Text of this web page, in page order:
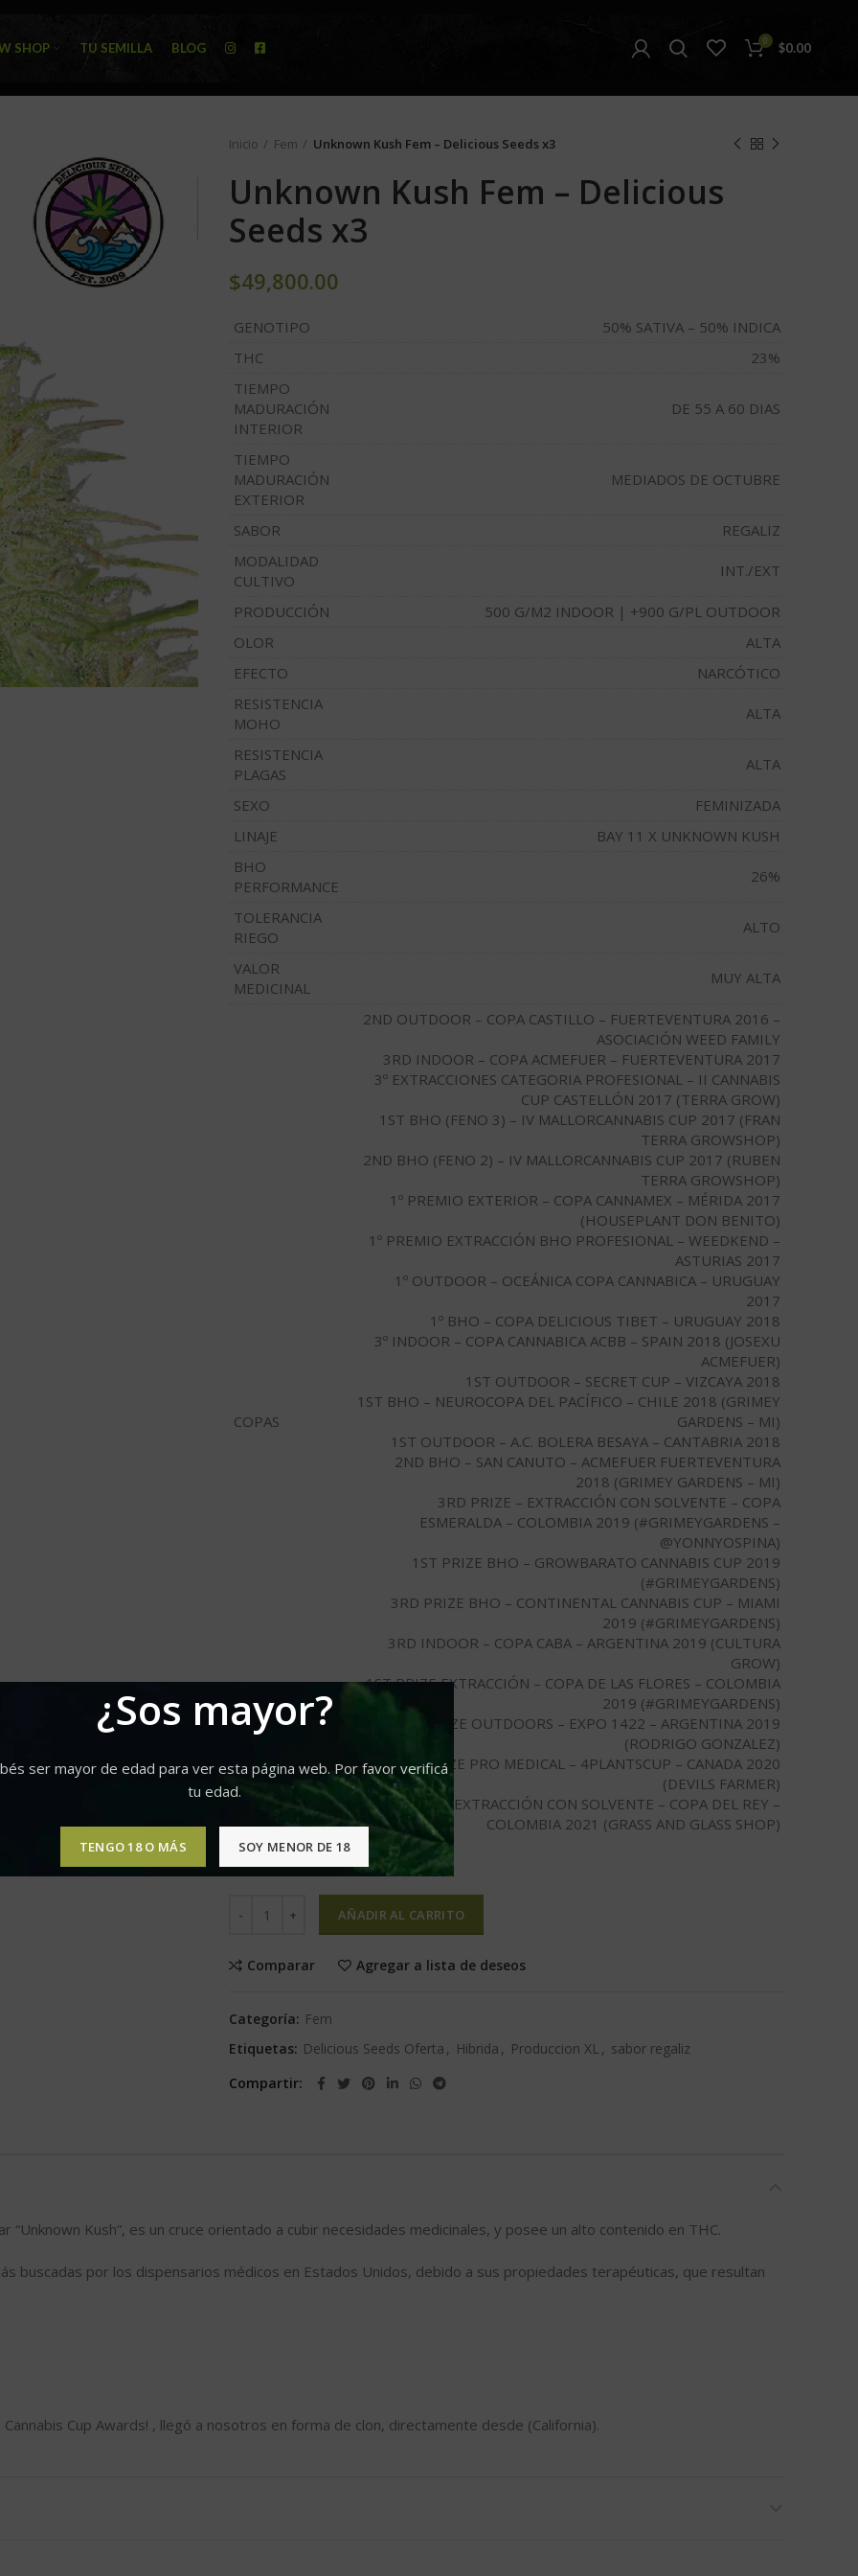
¿Sos mayor?
ser mayor de edad para ver esta página web. Por favor verificá
tu edad.
TENGO 18 O MÁS SOY MENOR DE 18
SHOP TU SEMILLA BLOG 0 $0.00
Inicio Fem Unknown Kush Fem – Delicious Seeds x3
Unknown Kush Fem – Delicious
Seeds x3
$49,800.00
GENOTIPO
50% SATIVA – 50% INDICA
THC
23%
TIEMPO
MADURACIÓN
INTERIOR
DE 55 A 60 DIAS
TIEMPO
MADURACIÓN
EXTERIOR
MEDIADOS DE OCTUBRE
SABOR
REGALIZ
MODALIDAD
CULTIVO
INT./EXT
PRODUCCIÓN
500 G/M2 INDOOR | +900 G/PL OUTDOOR
OLOR
ALTA
EFECTO
NARCÓTICO
RESISTENCIA
MOHO
ALTA
RESISTENCIA
PLAGAS
ALTA
SEXO
FEMINIZADA
LINAJE
BAY 11 X UNKNOWN KUSH
BHO
PERFORMANCE
26%
TOLERANCIA
RIEGO
ALTO
VALOR
MEDICINAL
MUY ALTA
COPAS
2ND OUTDOOR – COPA CASTILLO – FUERTEVENTURA 2016 –
ASOCIACIÓN WEED FAMILY
3RD INDOOR – COPA ACMEFUER – FUERTEVENTURA 2017
3º EXTRACCIONES CATEGORIA PROFESIONAL – II CANNABIS
CUP CASTELLÓN 2017 (TERRA GROW)
1ST BHO (FENO 3) – IV MALLORCANNABIS CUP 2017 (FRAN
TERRA GROWSHOP)
2ND BHO (FENO 2) – IV MALLORCANNABIS CUP 2017 (RUBEN
TERRA GROWSHOP)
1º PREMIO EXTERIOR – COPA CANNAMEX – MÉRIDA 2017
(HOUSEPLANT DON BENITO)
1º PREMIO EXTRACCIÓN BHO PROFESIONAL – WEEDKEND –
ASTURIAS 2017
1º OUTDOOR – OCEÁNICA COPA CANNABICA – URUGUAY
2017
1º BHO – COPA DELICIOUS TIBET – URUGUAY 2018
3º INDOOR – COPA CANNABICA ACBB – SPAIN 2018 (JOSEXU
ACMEFUER)
1ST OUTDOOR – SECRET CUP – VIZCAYA 2018
1ST BHO – NEUROCOPA DEL PACÍFICO – CHILE 2018 (GRIMEY
GARDENS – MI)
1ST OUTDOOR – A.C. BOLERA BESAYA – CANTABRIA 2018
2ND BHO – SAN CANUTO – ACMEFUER FUERTEVENTURA
2018 (GRIMEY GARDENS – MI)
3RD PRIZE – EXTRACCIÓN CON SOLVENTE – COPA
ESMERALDA – COLOMBIA 2019 (#GRIMEYGARDENS –
@YONNYOSPINA)
1ST PRIZE BHO – GROWBARATO CANNABIS CUP 2019
(#GRIMEYGARDENS)
3RD PRIZE BHO – CONTINENTAL CANNABIS CUP – MIAMI
2019 (#GRIMEYGARDENS)
3RD INDOOR – COPA CABA – ARGENTINA 2019 (CULTURA
GROW)
1ST PRIZE EXTRACCIÓN – COPA DE LAS FLORES – COLOMBIA
2019 (#GRIMEYGARDENS)
3RD PRIZE OUTDOORS – EXPO 1422 – ARGENTINA 2019
(RODRIGO GONZALEZ)
3RD PRIZE PRO MEDICAL – 4PLANTSCUP – CANADA 2020
(DEVILS FARMER)
1ST PRIZE – EXTRACCIÓN CON SOLVENTE – COPA DEL REY –
COLOMBIA 2021 (GRASS AND GLASS SHOP)
Hay existencias
AÑADIR AL CARRITO
Comparar Agregar a lista de deseos
Categoría: Fem
Etiquetas: Delicious Seeds Oferta , Hibrida , Produccion XL , sabor regaliz
Compartir
Kush”, es un cruce orientado a cubir necesidades medicinales, y posee un alto contenido en THC.
buscadas por los dispensarios médicos en Estados Unidos, debido a sus propiedades terapéuticas, que resultan
Cup Awards! , llegó a nosotros en forma de clon, directamente desde (California).